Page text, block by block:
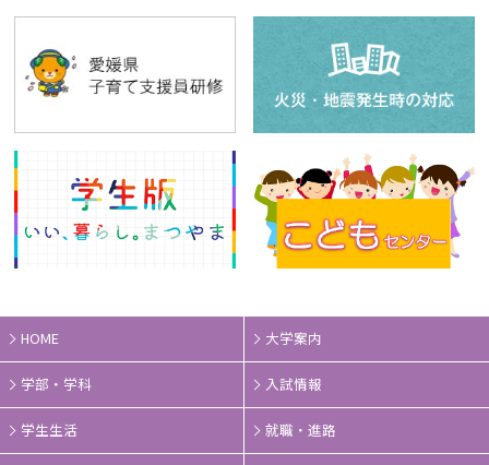
HOME 大学案内
学部・学科 入試情報
学生生活 就職・進路